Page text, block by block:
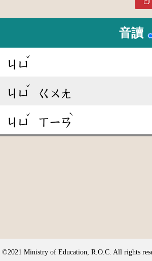
音讀
ㄐㄩ
ˇ
ㄐㄩ
ˇ
ㄍㄨㄤ
ㄐㄩ
ˇ
ㄒㄧㄢ
ˋ
©2021 Ministry of Education, R.O.C. All rights